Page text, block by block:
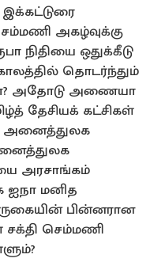
அகழ்வுக்கு
நிதியை ஒதுக்கீடு
தொடர்ந்தும்
அதோடு அணையா
தேசியக் கட்சிகள்
அனைத்துலக
அரசாங்கம்
ஐநா மனித
பின்னரான
சக்தி செம்மணி